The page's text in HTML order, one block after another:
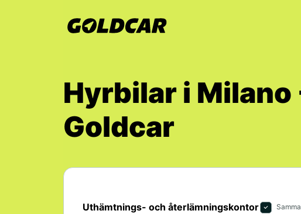
Hyrbilar i
Goldcar
Uthämtnings- och återlämningskontor